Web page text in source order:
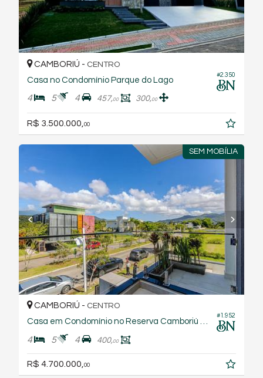
#2.350
CAMBORIÚ - CENTRO
Casa no Condomínio Parque do Lago
4 5 4 457,00 300,00
R$ 3.500.000, 00
SEM MOBÍLIA
#1.952
CAMBORIÚ - CENTRO
Casa em Condomínio no Reserva Camboriú Golf Club
4 5 4 400,00
R$ 4.700.000, 00